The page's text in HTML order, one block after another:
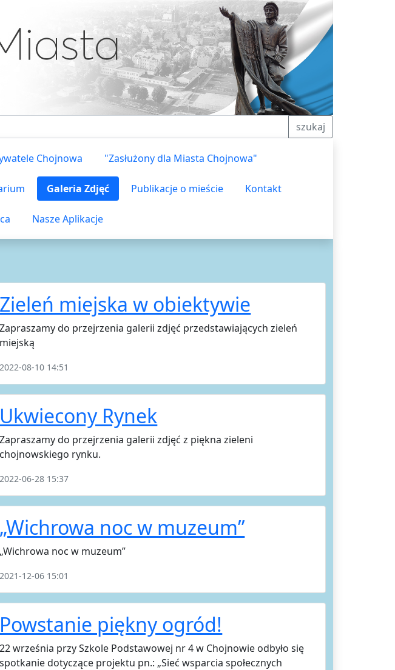
szukaj
Chojnowa "Zasłużony dla Miasta Chojnowa"
Galeria Zdjęć Publikacje o mieście Kontakt
Nasze Aplikacje
Zieleń miejska w obiektywie
Zapraszamy do przejrzenia galerii zdjęć przedstawiających zieleń
miejską
2022-08-10 14:51
Ukwiecony Rynek
Zapraszamy do przejrzenia galerii zdjęć z piękna zieleni
chojnowskiego rynku.
2022-06-28 15:37
„Wichrowa noc w muzeum”
„Wichrowa noc w muzeum”
2021-12-06 15:01
Powstanie piękny ogród!
22 września przy Szkole Podstawowej nr 4 w Chojnowie odbyło się
spotkanie dotyczące projektu pn.: „Sieć wsparcia społecznych